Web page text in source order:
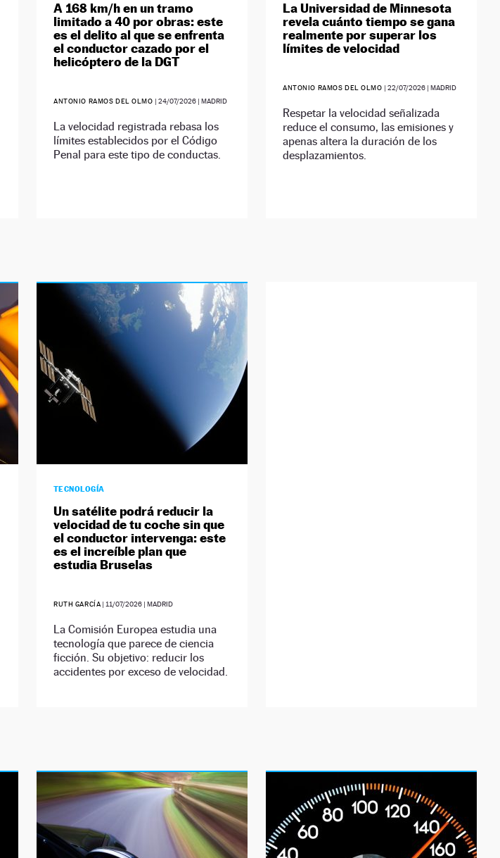
A 168 km/h en un tramo
limitado a 40 por obras: este
es el delito al que se enfrenta
el conductor cazado por el
helicóptero de la DGT
ANTONIO RAMOS DEL OLMO | 24/07/2026| MADRID
La velocidad registrada rebasa los
límites establecidos por el Código
Penal para este tipo de conductas.
La Universidad de Minnesota
revela cuánto tiempo se gana
realmente por superar los
límites de velocidad
ANTONIO RAMOS DEL OLMO | 22/07/2026| MADRID
Respetar la velocidad señalizada
reduce el consumo, las emisiones y
apenas altera la duración de los
desplazamientos.
TECNOLOGÍA
Un satélite podrá reducir la
velocidad de tu coche sin que
el conductor intervenga: este
es el increíble plan que
estudia Bruselas
RUTH GARCÍA | 11/07/2026 | MADRID
La Comisión Europea estudia una
tecnología que parece de ciencia
ficción. Su objetivo: reducir los
accidentes por exceso de velocidad.